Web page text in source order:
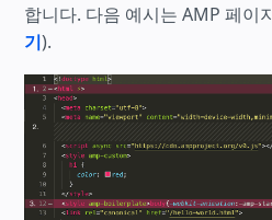
합니다. 다음 예시는 AMP 페이
기).